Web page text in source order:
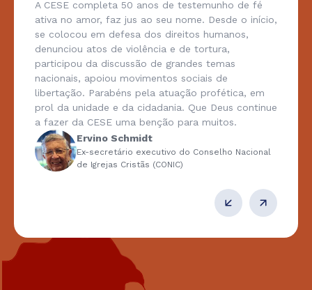
A CESE completa 50 anos de testemunho de fé
ativa no amor, faz jus ao seu nome. Desde o início,
se colocou em defesa dos direitos humanos,
denunciou atos de violência e de tortura,
participou da discussão de grandes temas
nacionais, apoiou movimentos sociais de
libertação. Parabéns pela atuação profética, em
prol da unidade e da cidadania. Que Deus continue
a fazer da CESE uma benção para muitos.
Ervino Schmidt
Ex-secretário executivo do Conselho Nacional
de Igrejas Cristãs (CONIC)